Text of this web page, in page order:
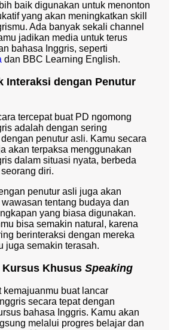
baik digunakan untuk menonton
yang akan meningkatkan skill
Ada banyak sekali channel
jadikan media untuk terus
bahasa Inggris, seperti
dan BBC Learning English.
Interaksi dengan Penutur
tercepat buat PD ngomong
adalah dengan sering
penutur asli. Kamu secara
akan terpaksa menggunakan
dalam situasi nyata, berbeda
diri.
penutur asli juga akan
tentang budaya dan
yang biasa digunakan.
bisa semakin natural, karena
berinteraksi dengan mereka
juga semakin terasah.
Kursus Khusus Speaking
kemajuanmu buat lancar
secara tepat dengan
bahasa Inggris. Kamu akan
melalui progres belajar dan